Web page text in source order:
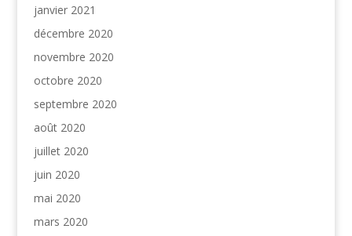
janvier 2021
décembre 2020
novembre 2020
octobre 2020
septembre 2020
août 2020
juillet 2020
juin 2020
mai 2020
mars 2020